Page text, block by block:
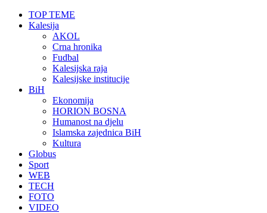
TOP TEME
Kalesija
AKOL
Crna hronika
Fudbal
Kalesijska raja
Kalesijske institucije
BiH
Ekonomija
HORION BOSNA
Humanost na djelu
Islamska zajednica BiH
Kultura
Globus
Sport
WEB
TECH
FOTO
VIDEO